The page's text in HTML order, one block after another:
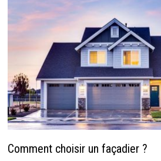
Comment choisir un façadier ?